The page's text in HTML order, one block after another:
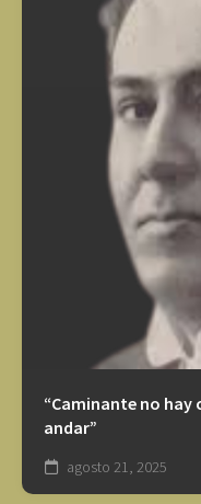
“Caminante no hay
andar”
agosto 21, 2025